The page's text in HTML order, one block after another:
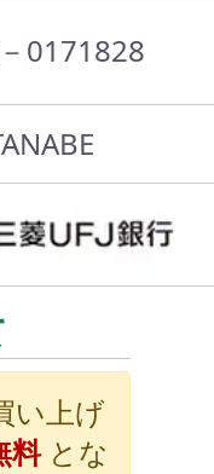
0171828
い上げ
料とな